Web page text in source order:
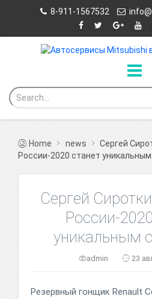
8-911-1567532
Home news
Сергей
России-2020 станет
Сергей
России-
уникальным
admin 23
Резервный гонщик Renault